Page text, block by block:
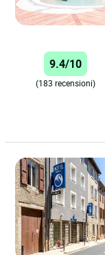
9.4/10
(183 recensioni)